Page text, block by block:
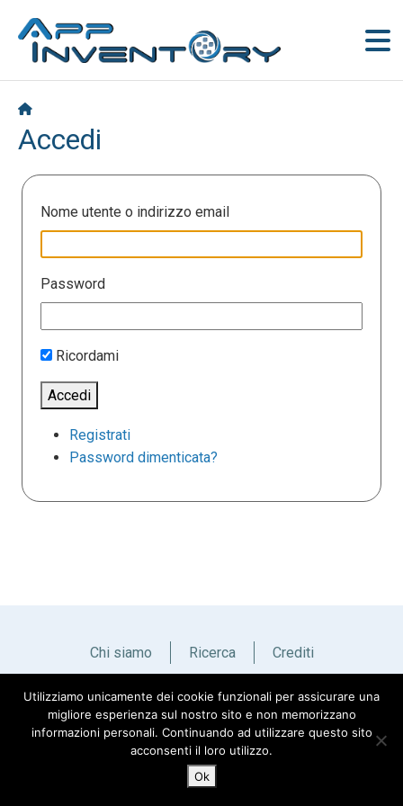
Accedi
Nome utente o indirizzo email
Password
Ricordami
Accedi
Registrati
Password dimenticata?
Chi siamo Ricerca Crediti
Italiano English
Utilizziamo unicamente dei cookie funzionali per assicurare una
migliore esperienza sul nostro sito e non memorizzano
informazioni personali. Continuando ad utilizzare questo sito
acconsenti il loro utilizzo.
Ok